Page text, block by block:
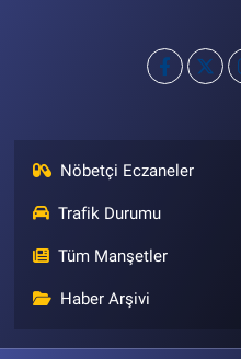
Nöbetçi Eczaneler
Trafik Durumu
Tüm Manşetler
Haber Arşivi